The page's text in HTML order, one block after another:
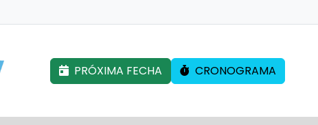
PRÓXIMA FECHA CRONOGRAMA